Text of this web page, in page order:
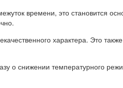
времени, это становится
характера. Это
о снижении температурного